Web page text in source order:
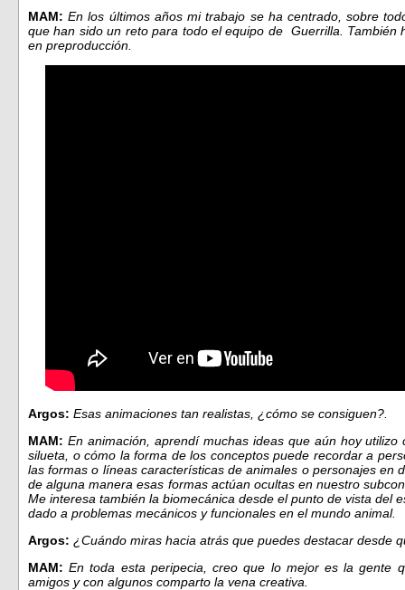
MAM: En los últimos años mi trabajo se ha centrado, sobre
que han sido un reto para todo el equipo de Guerrilla. También
en preproducción.
Argos: Esas animaciones tan realistas, ¿cómo se consiguen?.
MAM: En animación, aprendí muchas ideas que aún hoy
silueta, o cómo la forma de los conceptos puede recordar a
las formas o líneas características de animales o personajes en
de alguna manera esas formas actúan ocultas en nuestro
Me interesa también la biomecánica desde el punto de vista del
dado a problemas mecánicos y funcionales en el mundo animal.
Argos: ¿Cuándo miras hacia atrás que puedes destacar desde
MAM: En toda esta peripecia, creo que lo mejor es la gente
amigos y con algunos comparto la vena creativa.